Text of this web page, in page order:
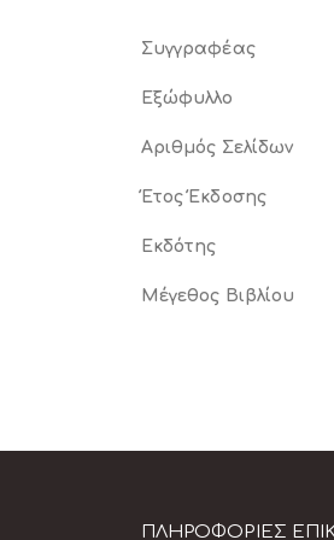
Περισσότερες
Συγγραφέας
Εξώφυλλο
Αριθμός Σελίδων
Έτος Έκδοσης
Εκδότης
Μέγεθος Βιβλίου
ΠΛΗΡΟΦΟΡΊΕΣ